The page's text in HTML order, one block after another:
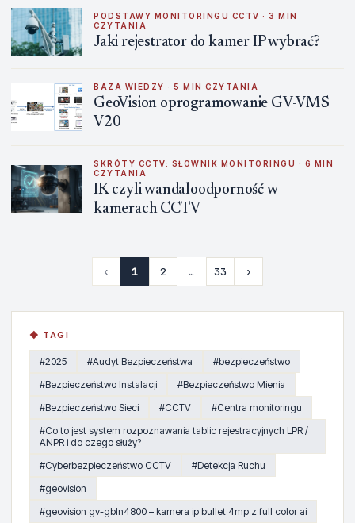
PODSTAWY MONITORINGU CCTV · 3 MIN
CZYTANIA
Jaki rejestrator do kamer IP wybrać?
BAZA WIEDZY · 5 MIN CZYTANIA
GeoVision oprogramowanie GV-VMS
V20
SKRÓTY CCTV: SŁOWNIK MONITORINGU · 6 MIN
CZYTANIA
IK czyli wandaloodporność w
kamerach CCTV
‹ 1 2 … 33 ›
◆ TAGI
#2025 #Audyt Bezpieczeństwa
#bezpieczeństwo
#Bezpieczeństwo Instalacji
#Bezpieczeństwo Mienia
#Bezpieczeństwo Sieci
#CCTV
#Centra monitoringu
#Co to jest system rozpoznawania tablic rejestracyjnych LPR /
ANPR i do czego służy?
#Cyberbezpieczeństwo CCTV
#Detekcja Ruchu
#geovision
#geovision gv-gbln4800 – kamera ip bullet 4mp z full color ai